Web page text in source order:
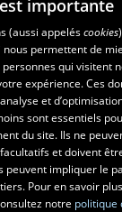
du
et
importante
(aussi appeléscookies
permettent de
qui visitent
expérience. Ces
et
sont essentiels
du site. Ils ne
et doivent
peuvent impliquer le
Pour en savoir
notre politique